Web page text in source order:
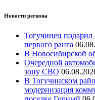
Новости региона
Тогучинец подарил
первого ранга
В Новосибирской
Очередной
зону СВО
В Тогучинском
модернизация